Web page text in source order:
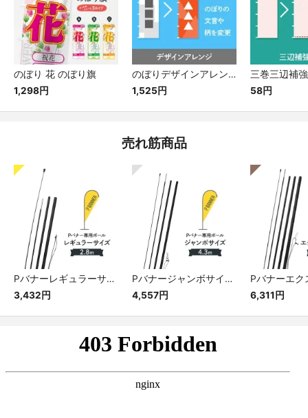
のぼり 花 のぼり旗
1,298円
のぼりデザインアレンジ デザイン改造 セミオーダー
1,525円
58円
売れ筋商品
Pバナーレギュラーサイズ専用ポール
3,432円
Pバナージャンボサイズ専用ポール
4,557円
6,311円